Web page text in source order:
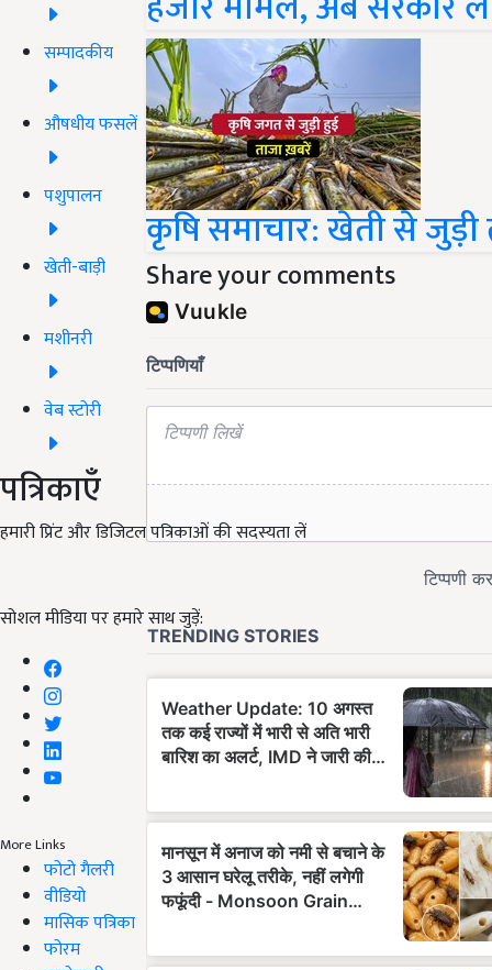
सम्पादकीय
औषधीय फसलें
पशुपालन
खेती-बाड़ी
मशीनरी
वेब स्टोरी
पत्रिकाएँ
हमारी प्रिंट और डिजिटल पत्रिकाओं की सदस्यता लें
सोशल मीडिया पर हमारे साथ जुड़ें:
More Links
फोटो गैलरी
वीडियो
मासिक पत्रिका
फोरम
कृषि समाचार: खेती से जुड़ी
Share your comments